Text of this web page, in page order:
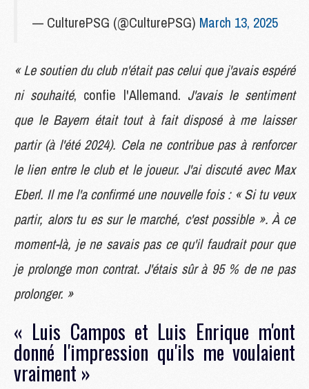
— CulturePSG (@CulturePSG) March 13, 2025
« Le soutien du club n'était pas celui que j'avais espéré
ni souhaité, confie l'Allemand. J'avais le sentiment
que le Bayern était tout à fait disposé à me laisser
partir (à l'été 2024). Cela ne contribue pas à renforcer
le lien entre le club et le joueur. J'ai discuté avec Max
Eberl. Il me l'a confirmé une nouvelle fois : « Si tu veux
partir, alors tu es sur le marché, c'est possible ». À ce
moment-là, je ne savais pas ce qu'il faudrait pour que
je prolonge mon contrat. J'étais sûr à 95 % de ne pas
prolonger. »
« Luis Campos et Luis Enrique m'ont
donné l'impression qu'ils me voulaient
vraiment »